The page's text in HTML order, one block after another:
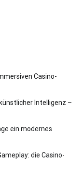
Casino-
Intelligenz –
ein modernes
die Casino-